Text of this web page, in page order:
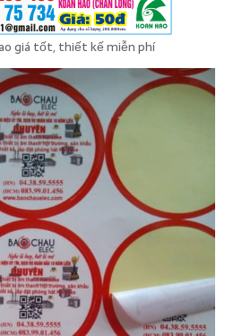
giá tốt, thiết kế miễn phí